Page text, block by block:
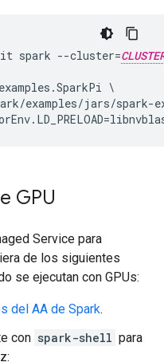
spark --cluster=
\
jars/spark-
GPU
Service para
de los siguientes
se ejecutan con GPUs:
del AA de Spark.
con spark-shell para